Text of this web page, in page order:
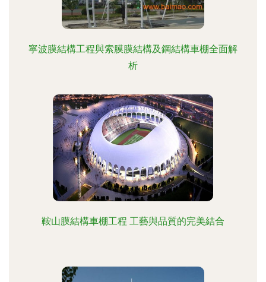
寧波膜結構工程與索膜膜結構及鋼結構車棚全面解
析
鞍山膜結構車棚工程 工藝與品質的完美結合